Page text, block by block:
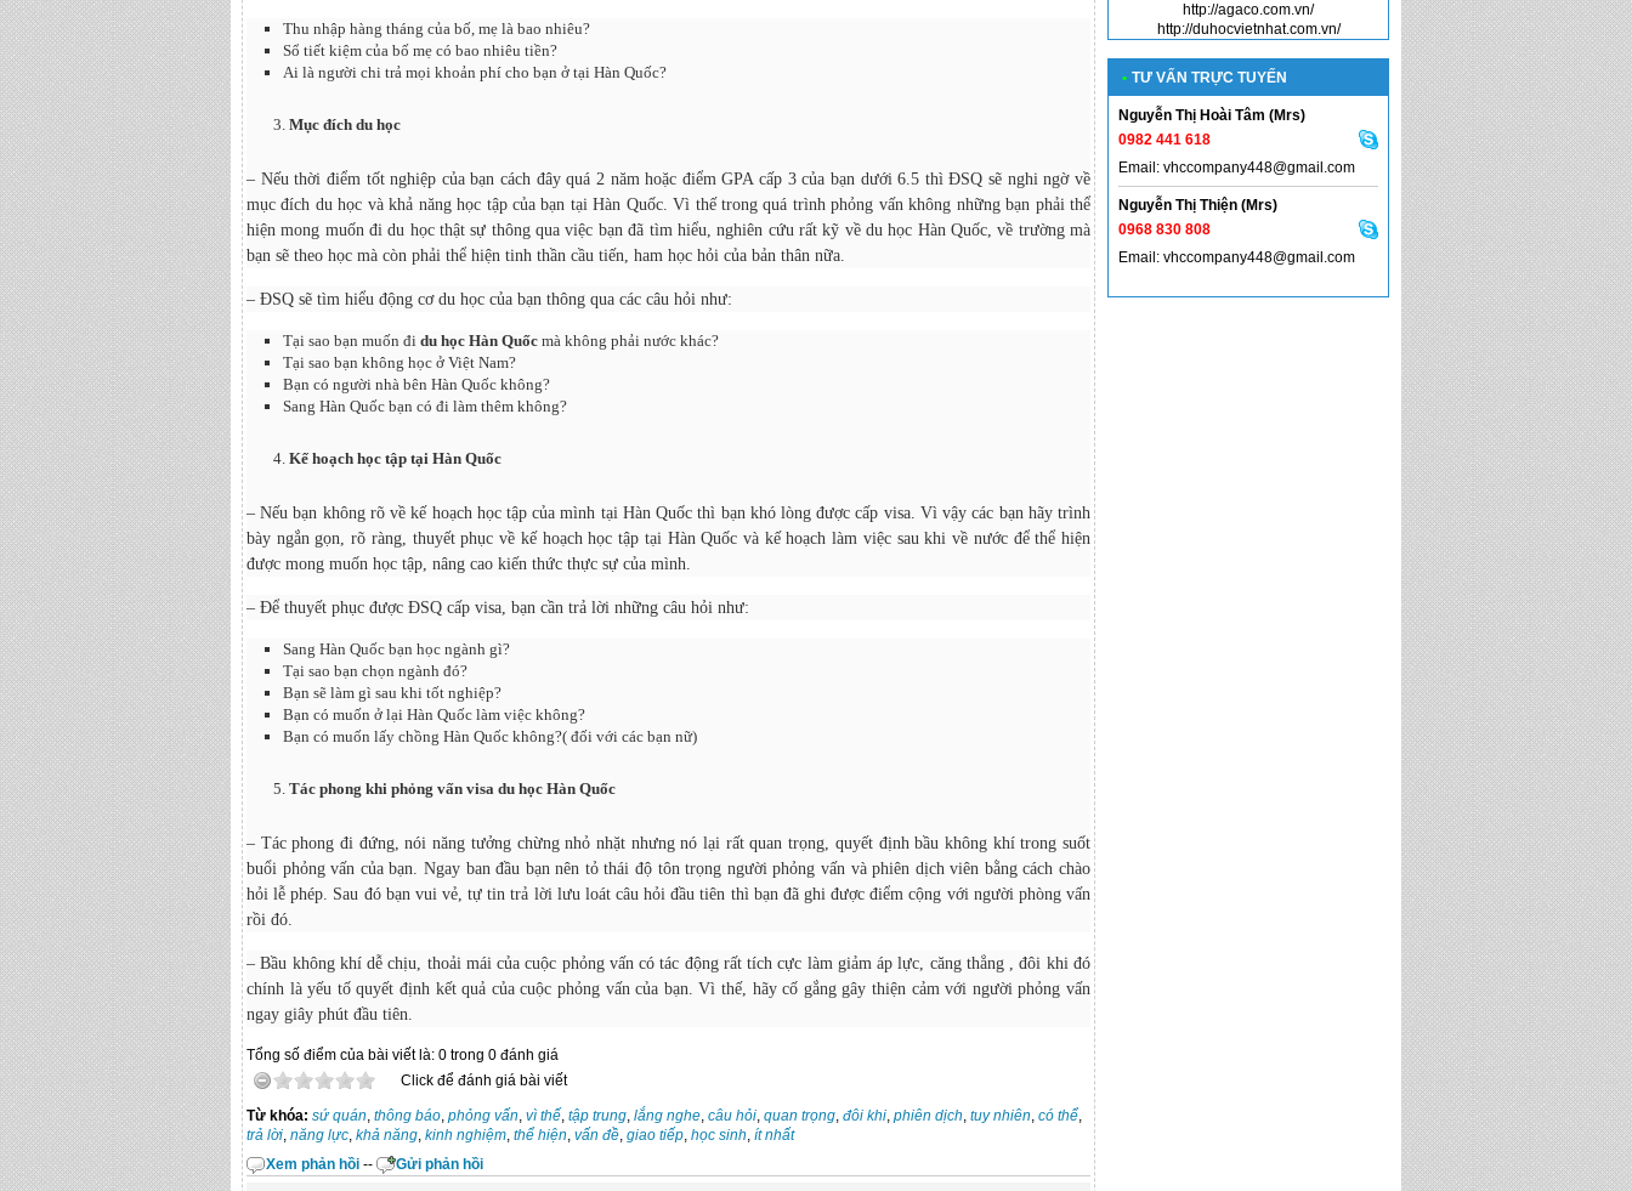
Thu nhập hàng tháng của bố, mẹ là bao nhiêu?
Sổ tiết kiệm của bố mẹ có bao nhiêu tiền?
Ai là người chi trả mọi khoản phí cho bạn ở tại Hàn Quốc?
Mục đích du học
– Nếu thời điểm tốt nghiệp của bạn cách đây quá 2 năm hoặc điểm GPA cấp 3 của bạn dưới 6.5 thì ĐSQ sẽ nghi ngờ về
mục đích du học và khả năng học tập của bạn tại Hàn Quốc. Vì thế trong quá trình phỏng vấn không những bạn phải thể
hiện mong muốn đi du học thật sự thông qua việc bạn đã tìm hiểu, nghiên cứu rất kỹ về du học Hàn Quốc, về trường mà
bạn sẽ theo học mà còn phải thể hiện tinh thần cầu tiến, ham học hỏi của bản thân nữa.
– ĐSQ sẽ tìm hiểu động cơ du học của bạn thông qua các câu hỏi như:
Tại sao bạn muốn đi du học Hàn Quốc mà không phải nước khác?
Tại sao bạn không học ở Việt Nam?
Bạn có người nhà bên Hàn Quốc không?
Sang Hàn Quốc bạn có đi làm thêm không?
Kế hoạch học tập tại Hàn Quốc
– Nếu bạn không rõ về kế hoạch học tập của mình tại Hàn Quốc thì bạn khó lòng được cấp visa. Vì vậy các bạn hãy trình
bày ngắn gọn, rõ ràng, thuyết phục về kế hoạch học tập tại Hàn Quốc và kế hoạch làm việc sau khi về nước để thể hiện
được mong muốn học tập, nâng cao kiến thức thực sự của mình.
– Để thuyết phục được ĐSQ cấp visa, bạn cần trả lời những câu hỏi như:
Sang Hàn Quốc bạn học ngành gì?
Tại sao bạn chọn ngành đó?
Bạn sẽ làm gì sau khi tốt nghiệp?
Bạn có muốn ở lại Hàn Quốc làm việc không?
Bạn có muốn lấy chồng Hàn Quốc không?( đối với các bạn nữ)
Tác phong khi phỏng vấn visa du học Hàn Quốc
– Tác phong đi đứng, nói năng tưởng chừng nhỏ nhặt nhưng nó lại rất quan trọng, quyết định bầu không khí trong suốt
buổi phỏng vấn của bạn. Ngay ban đầu bạn nên tỏ thái độ tôn trọng người phỏng vấn và phiên dịch viên bằng cách chào
hỏi lễ phép. Sau đó bạn vui vẻ, tự tin trả lời lưu loát câu hỏi đầu tiên thì bạn đã ghi được điểm cộng với người phòng vấn
rồi đó.
– Bầu không khí dễ chịu, thoải mái của cuộc phỏng vấn có tác động rất tích cực làm giảm áp lực, căng thẳng , đôi khi đó
chính là yếu tố quyết định kết quả của cuộc phỏng vấn của bạn. Vì thế, hãy cố gắng gây thiện cảm với người phỏng vấn
ngay giây phút đầu tiên.
Tổng số điểm của bài viết là: 0 trong 0 đánh giá
Click để đánh giá bài viết
Từ khóa: sứ quán, thông báo, phỏng vấn, vì thế, tập trung, lắng nghe, câu hỏi, quan trọng, đôi khi, phiên dịch, tuy nhiên, có thể,
trả lời, năng lực, khả năng, kinh nghiệm, thể hiện, vấn đề, giao tiếp, học sinh, ít nhất
Xem phản hồi -- Gửi phản hồi
http://agaco.com.vn/
http://duhocvietnhat.com.vn/
• TƯ VẤN TRỰC TUYẾN
Nguyễn Thị Hoài Tâm (Mrs)
0982 441 618
Email: vhccompany448@gmail.com
Nguyễn Thị Thiện (Mrs)
0968 830 808
Email: vhccompany448@gmail.com